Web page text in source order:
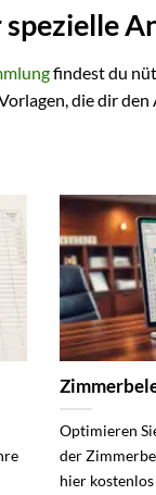
findest du
die dir
Optimieren
der
hier